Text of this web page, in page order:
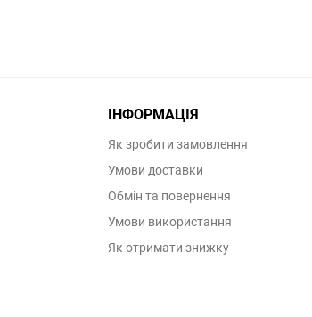
ІНФОРМАЦІЯ
Як зробити замовлення
Умови доставки
Обмін та повернення
Умови використання
Як отримати знижку